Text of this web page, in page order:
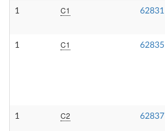
1 C1 62831
1 C1 62835
1 C2 62837